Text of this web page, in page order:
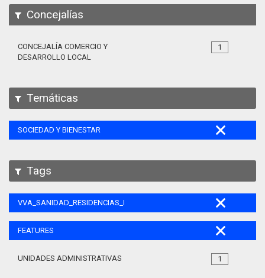
Concejalías
1
CONCEJALÍA COMERCIO Y
DESARROLLO LOCAL
Temáticas
SOCIEDAD Y BIENESTAR
Tags
VVA_SANIDAD_RESIDENCIAS_MAYORES_105
FEATURES
1
UNIDADES ADMINISTRATIVAS